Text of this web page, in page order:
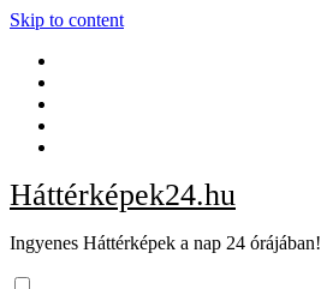
Skip to content
Háttérképek24.hu
Ingyenes Háttérképek a nap 24 órájában!